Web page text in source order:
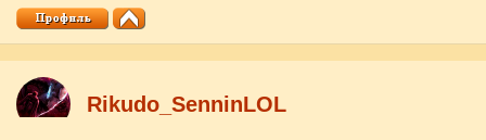
Rikudo_SenninLOL